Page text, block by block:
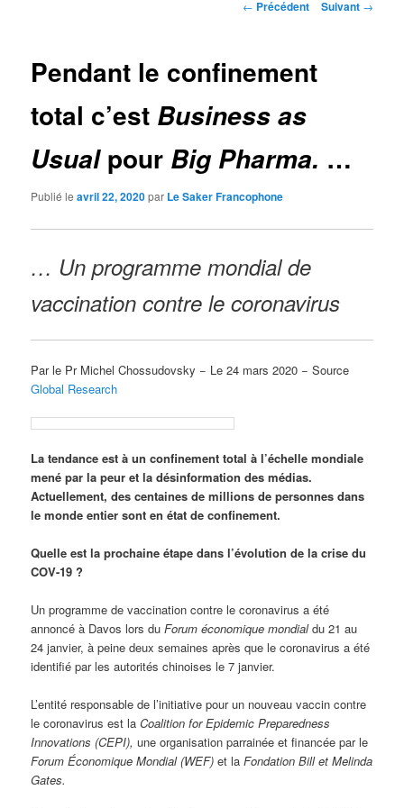
Navigation
← Précédent Suivant →
Pendant le confinement
total c’est Business as
Usualpour Big Pharma. …
Publié leavril 22, 2020par Le Saker Francophone
… Un programme mondial de
vaccination contre le coronavirus
Par le Pr Michel Chossudovsky − Le 24 mars 2020 − Source
Global Research
La tendance est à un confinement total à l’échelle mondiale
mené par la peur et la désinformation des médias.
Actuellement, des centaines de millions de personnes dans
le monde entier sont en état de confinement.
Quelle est la prochaine étape dans l’évolution de la crise du
COV-19 ?
Un programme de vaccination contre le coronavirus a été
annoncé à Davos lors duForum économique mondialdu 21 au
24 janvier, à peine deux semaines après que le coronavirus a été
identifié par les autorités chinoises le 7 janvier.
L’entité responsable de l’initiative pour un nouveau vaccin contre
le coronavirus est laCoalition for Epidemic Preparedness
Innovations (CEPI), une organisation parrainée et financée par le
Forum Économique Mondial (WEF) et laFondation Bill et Melinda
Gates.